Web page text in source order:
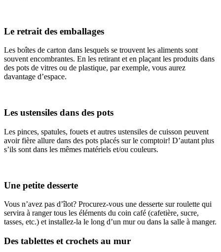
Le retrait des emballages
Les boîtes de carton dans lesquels se trouvent les aliments sont
souvent encombrantes. En les retirant et en plaçant les produits dans
des pots de vitres ou de plastique, par exemple, vous aurez
davantage d’espace.
Les ustensiles dans des pots
Les pinces, spatules, fouets et autres ustensiles de cuisson peuvent
avoir fière allure dans des pots placés sur le comptoir! D’autant plus
s’ils sont dans les mêmes matériels et/ou couleurs.
Une petite desserte
Vous n’avez pas d’îlot? Procurez-vous une desserte sur roulette qui
servira à ranger tous les éléments du coin café (cafetière, sucre,
tasses, etc.) et installez-la le long d’un mur ou dans la salle à manger.
Des tablettes et crochets au mur